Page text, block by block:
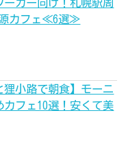
ーカー向け！札幌駅周
カフェ≪6選≫
狸小路で朝食】モーニ
カフェ10選！安くて美